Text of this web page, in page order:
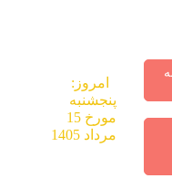
امروز:
پنجشنبه
مورخ 15
مرداد 1405